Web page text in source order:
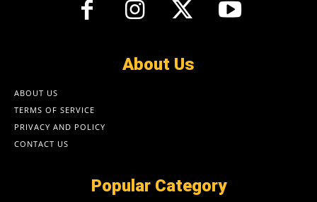
About Us
ABOUT US
TERMS OF SERVICE
PRIVACY AND POLICY
CONTACT US
Popular Category